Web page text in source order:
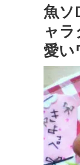
魚ソ
ャ
愛い